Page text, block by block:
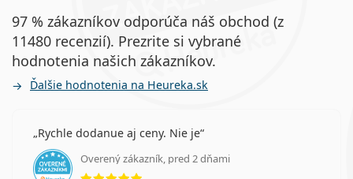
97 % zákazníkov odporúča náš obchod (z
11480 recenzií). Prezrite si vybrané
hodnotenia našich zákazníkov.
Ďalšie hodnotenia na Heureka.sk
Rychle dodanue aj ceny. Nie je
Overený zákazník, pred 2 dňami
hodnotenie 5 z 5